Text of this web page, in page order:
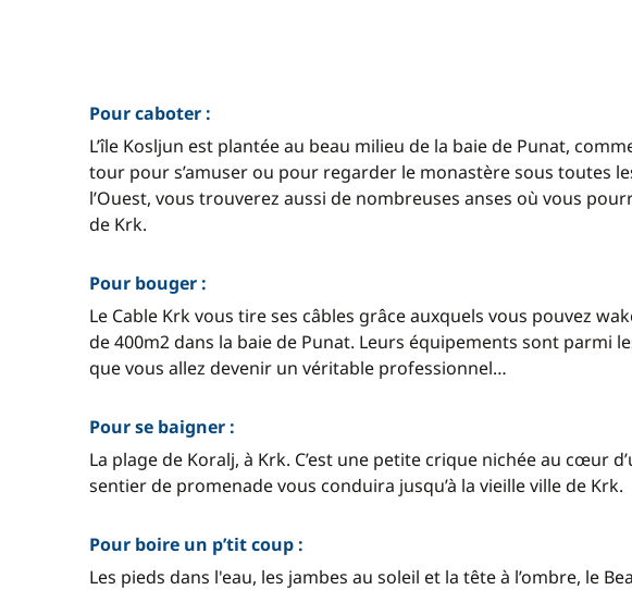
Pour caboter :
L’île Kosljun est plantée au beau milieu de la baie de Punat,
tour pour s’amuser ou pour regarder le monastère sous toutes
l’Ouest, vous trouverez aussi de nombreuses anses où vous
de Krk.
Pour bouger :
Le Cable Krk vous tire ses câbles grâce auxquels vous pouvez
de 400m2 dans la baie de Punat. Leurs équipements sont parmi
que vous allez devenir un véritable professionnel…
Pour se baigner :
La plage de Koralj, à Krk. C’est une petite crique nichée au cœur
sentier de promenade vous conduira jusqu’à la vieille ville de Krk.
Pour boire un p’tit coup :
Les pieds dans l'eau, les jambes au soleil et la tête à l’ombre, le